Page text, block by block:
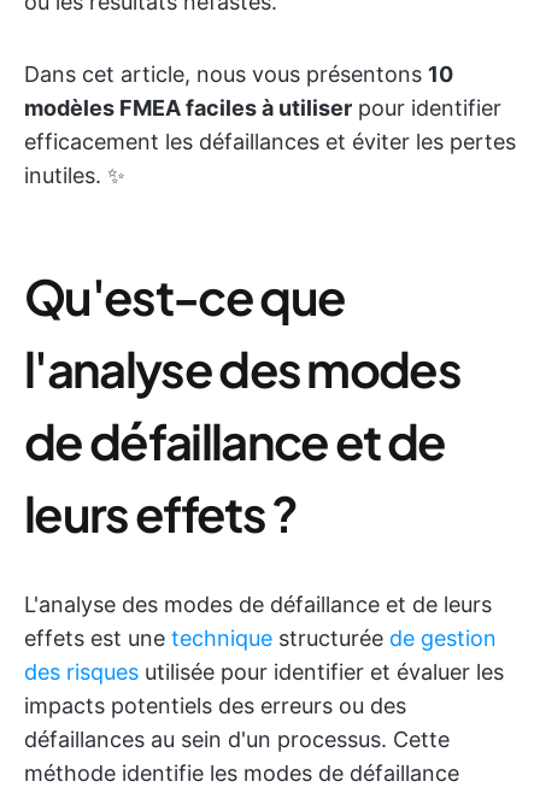
Dans cet article, nous vous présentons 10
modèles FMEA faciles à utiliser pour identifier
efficacement les défaillances et éviter les pertes
inutiles. ✨
Qu'est-ce que
l'analyse des modes
de défaillance et de
leurs effets ?
L'analyse des modes de défaillance et de leurs
effets est une technique structurée de gestion
des risques utilisée pour identifier et évaluer les
impacts potentiels des erreurs ou des
défaillances au sein d'un processus. Cette
méthode identifie les modes de défaillance